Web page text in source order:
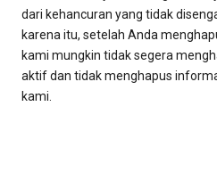
dari kehancuran yang tidak
karena itu, setelah Anda
kami mungkin tidak segera
aktif dan tidak menghapus
kami.